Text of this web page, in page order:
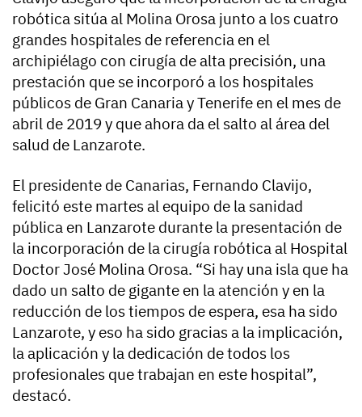
robótica sitúa al Molina Orosa junto a los cuatro
grandes hospitales de referencia en el
archipiélago con cirugía de alta precisión, una
prestación que se incorporó a los hospitales
públicos de Gran Canaria y Tenerife en el mes de
abril de 2019 y que ahora da el salto al área del
salud de Lanzarote.
El presidente de Canarias, Fernando Clavijo,
felicitó este martes al equipo de la sanidad
pública en Lanzarote durante la presentación de
la incorporación de la cirugía robótica al Hospital
Doctor José Molina Orosa. “Si hay una isla que ha
dado un salto de gigante en la atención y en la
reducción de los tiempos de espera, esa ha sido
Lanzarote, y eso ha sido gracias a la implicación,
la aplicación y la dedicación de todos los
profesionales que trabajan en este hospital”,
destacó.